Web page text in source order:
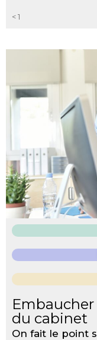
< 1
du cabinet
On fait le point